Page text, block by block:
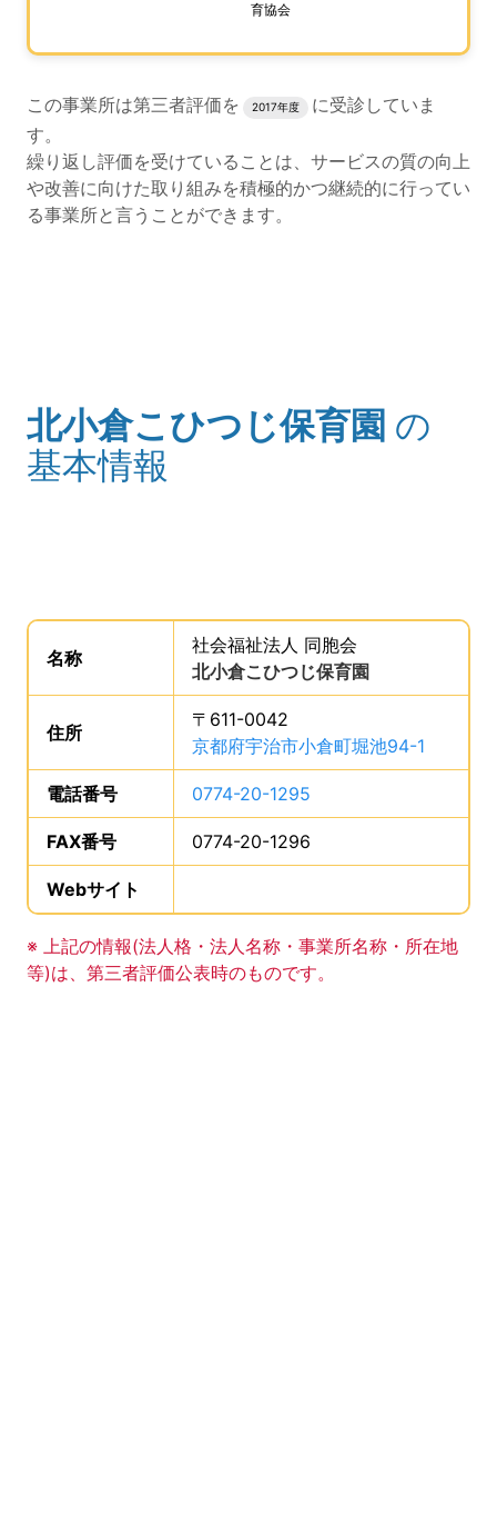
育協会
評価結果のPDFでのダウンロードエリアの読み上げは以上
この事業所は第三者評価を 2017年度
に受診していま
す。
繰り返し評価を受けていることは、サービスの質の向上
や改善に向けた取り組みを積極的かつ継続的に行ってい
る事業所と言うことができます。
(タイトル)
北小倉こひつじ保育園 の
基本情報
事業所の基礎データを読み上げます。
名称は、
社会福祉法人 同胞会
北小倉こひつじ保育園
住所
〒611-0042
京都府宇治市小倉町堀池94-1
電話番号 0774-20-1295
FAX番号 0774-20-1296
Webサイト
事業所の基礎データの読み上げは以上です。
※ 上記の情報(法人格・法人名称・事業所名称・所在地
等)は、第三者評価公表時のものです。